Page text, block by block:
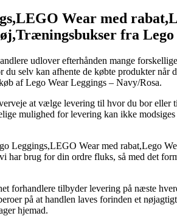
Wear med
fra
udlover efterhånden mange
du selv kan afhente de købte produkter
af Lego Wear Leggings – Navy/Rosa.
at vælge levering til hvor du bor eller
mulighed for levering kan ikke
Leggings,LEGO Wear med rabat,Lego
har brug for din ordre fluks, så med det
forhandlere tilbyder levering på næste
på at handlen laves forinden et
hjemad.